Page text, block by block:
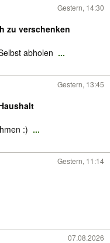
Gestern, 14:30
zu verschenken
abholen ...
Gestern, 13:45
:) ...
Gestern, 11:14
07.08.2026